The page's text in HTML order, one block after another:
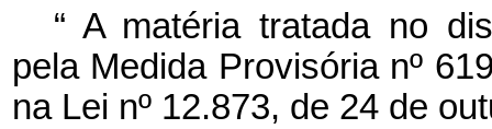
“ A matéria tratada no
pela Medida Provisória nº
na Lei nº 12.873, de 24 de